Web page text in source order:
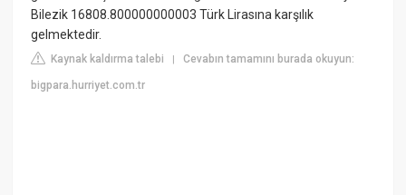
Bilezik 16808.800000000003 Türk Lirasına karşılık
gelmektedir.
Kaynak kaldırma talebi |Cevabın tamamını burada okuyun:
bigpara.hurriyet.com.tr